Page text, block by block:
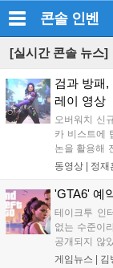
콘솔 인벤
[실시간 콘솔 뉴스]
검과 방패,
레이 영상
오버워치 신
카 비스트에
논을 활용해
보유했고, 메
출시될 예정
동영상 | 정재
'GTA6' 예
테이크투 인
없는 수준이
공개되지 않
Xbox 시리즈
게임뉴스 | 김